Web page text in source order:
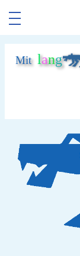
Mit lang